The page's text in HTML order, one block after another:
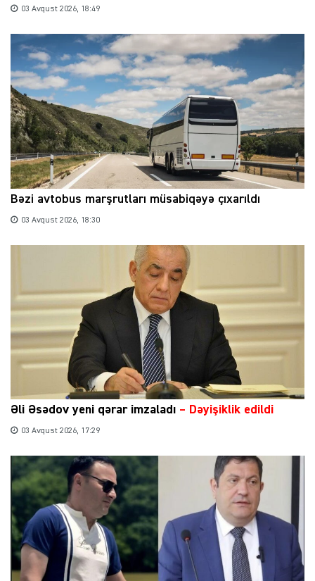
03 Avqust 2026, 18:49
Bəzi avtobus marşrutları müsabiqəyə çıxarıldı
03 Avqust 2026, 18:30
Əli Əsədov yeni qərar imzaladı – Dəyişiklik edildi
03 Avqust 2026, 17:29